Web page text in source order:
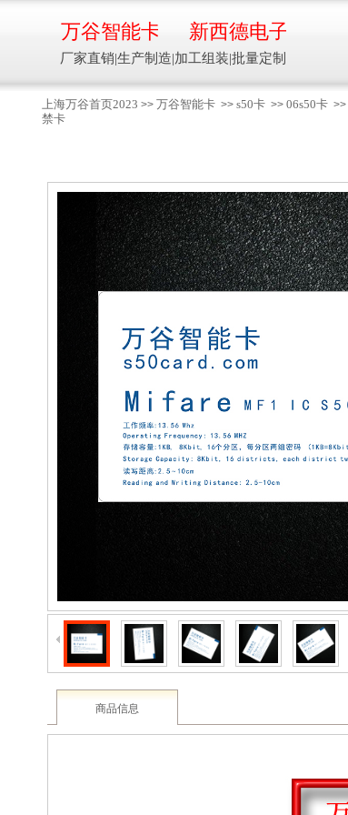
上海万谷首页2023 >> 万谷智能卡 >> s50卡 >> 06s50卡 >>
禁卡
商品信息
新西德电子
厂家直销|生产制造|加工组装|批量定制
万谷智能卡/新西德
电子
生产制造加工组装智能卡流量压力温度液
位设备
13918608088/137016
91001
2003 - 2022 / 19年
www.61588.com
万谷智能卡